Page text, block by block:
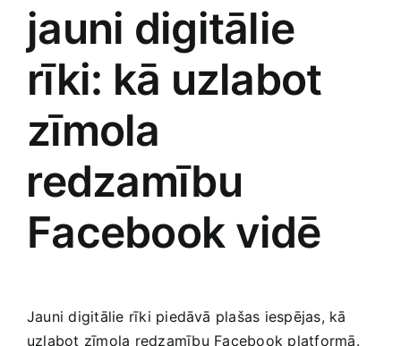
jauni digitālie
rīki: kā uzlabot
zīmola
⁤redzamību​
Facebook vidē
Jauni digitālie rīki piedāvā plašas iespējas, kā
uzlabot zīmola redzamību ⁢Facebook platformā.